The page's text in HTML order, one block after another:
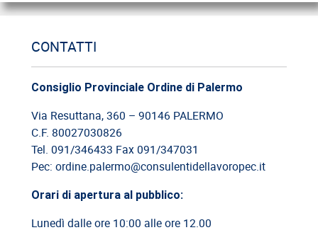
Cassazione: estorsione e insicurezza sul posto di lavoro
09/06/2026
08/06/2026
Cassazione: legittimità del licenziamento con email
03/06/2026
CONTATTI
Consiglio Provinciale Ordine di Palermo
Via Resuttana, 360 – 90146 PALERMO
C.F. 80027030826
Tel. 091/346433 Fax 091/347031
Pec: ordine.palermo@consulentidellavoropec.it
Orari di apertura al pubblico:
Lunedì dalle ore 10:00 alle ore 12.00